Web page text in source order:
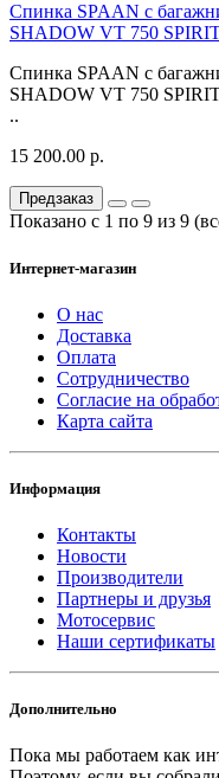
Спинка SPAAN с
SHADOW VT 750
Спинка SPAAN с
SHADOW VT 750
..
15 200.00 р.
Предзаказ
Показано с 1 по 9 из 9
Интернет-магазин
О нас
Доставка
Оплата
Сотрудничество
Согласие на
Карта сайта
Информация
Контакты
Новости
Производители
Партнеры и друзья
Мотосервис
Наши сертификаты
Дополнительно
Пока мы работаем как